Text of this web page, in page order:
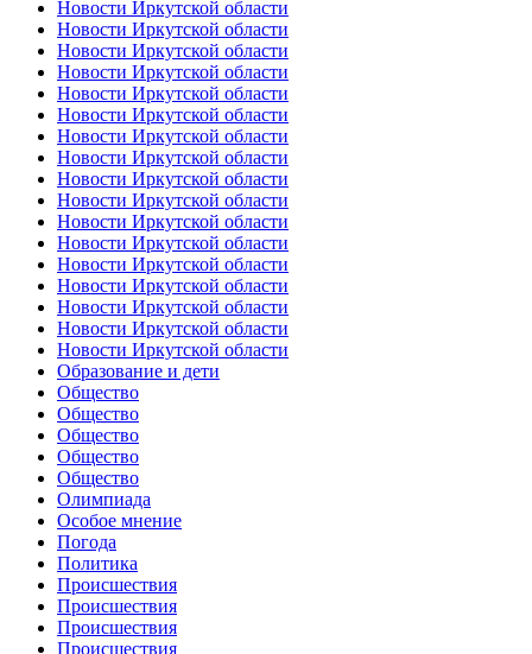
Новости Иркутской области
Новости Иркутской области
Новости Иркутской области
Новости Иркутской области
Новости Иркутской области
Новости Иркутской области
Новости Иркутской области
Новости Иркутской области
Новости Иркутской области
Новости Иркутской области
Новости Иркутской области
Новости Иркутской области
Новости Иркутской области
Новости Иркутской области
Новости Иркутской области
Новости Иркутской области
Новости Иркутской области
Образование и дети
Общество
Общество
Общество
Общество
Общество
Олимпиада
Особое мнение
Погода
Политика
Происшествия
Происшествия
Происшествия
Происшествия